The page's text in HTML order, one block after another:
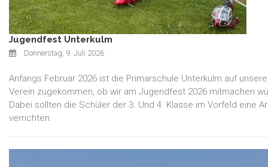
Jugendfest Unterkulm
Donnerstag, 9. Juli 2026
Anfangs Februar 2026 ist die Primarschule Unterkulm auf
Verein zugekommen, ob wir am Jugendfest 2026 mitmachen
Dabei sollten die Schüler der 3. Und 4. Klasse im Vorfeld eine
verrichten.